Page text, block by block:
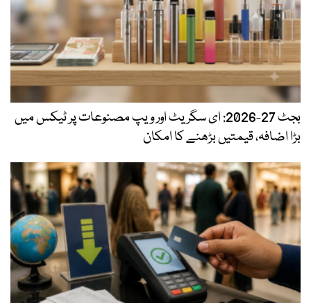
بجٹ 27-2026: ای سگریٹ اور ویپ مصنوعات پر ٹیکس میں
بڑا اضافہ، قیمتیں بڑھنے کا امکان